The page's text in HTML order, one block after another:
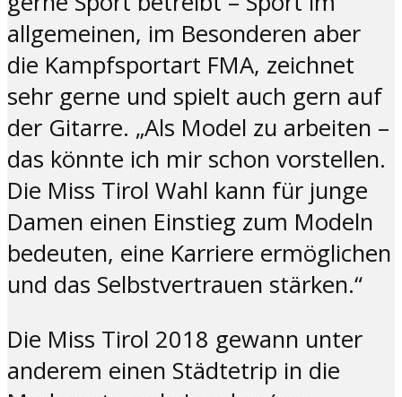
allgemeinen, im Besonderen aber
die Kampfsportart FMA, zeichnet
sehr gerne und spielt auch gern auf
der Gitarre. „Als Model zu arbeiten –
das könnte ich mir schon vorstellen.
Die Miss Tirol Wahl kann für junge
Damen einen Einstieg zum Modeln
bedeuten, eine Karriere ermöglichen
und das Selbstvertrauen stärken.“
Die Miss Tirol 2018 gewann unter
anderem einen Städtetrip in die